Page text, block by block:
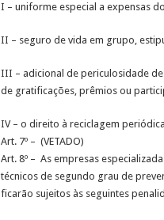
I – uniforme especial a expensas
II – seguro de vida em grupo,
III – adicional de periculosidade
de gratificações, prêmios ou
IV – o direito à reciclagem
Art. 7º – (VETADO)
Art. 8º – As empresas
técnicos de segundo grau de
ficarão sujeitos às seguintes